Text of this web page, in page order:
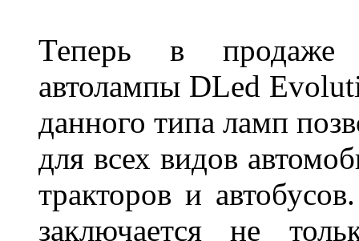
Теперь в продаже
автолампы DLed
данного типа ламп
для всех видов
тракторов и
заключается не